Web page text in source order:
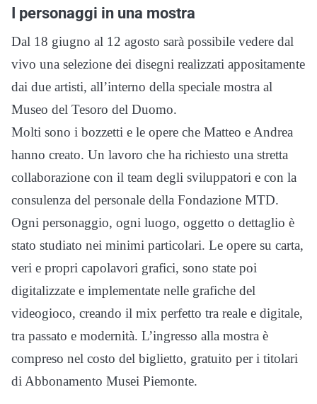
I personaggi in una mostra
Dal 18 giugno al 12 agosto sarà possibile vedere dal
vivo una selezione dei disegni realizzati appositamente
dai due artisti, all’interno della speciale mostra al
Museo del Tesoro del Duomo.
Molti sono i bozzetti e le opere che Matteo e Andrea
hanno creato. Un lavoro che ha richiesto una stretta
collaborazione con il team degli sviluppatori e con la
consulenza del personale della Fondazione MTD.
Ogni personaggio, ogni luogo, oggetto o dettaglio è
stato studiato nei minimi particolari. Le opere su carta,
veri e propri capolavori grafici, sono state poi
digitalizzate e implementate nelle grafiche del
videogioco, creando il mix perfetto tra reale e digitale,
tra passato e modernità. L’ingresso alla mostra è
compreso nel costo del biglietto, gratuito per i titolari
di Abbonamento Musei Piemonte.